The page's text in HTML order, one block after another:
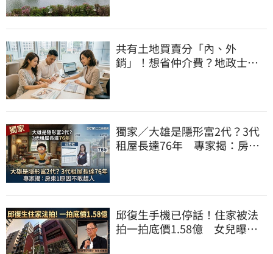
共有土地買賣分「內、外
銷」！想省仲介費？地政士教
獨家／大雄是隱形富2代？3代
租屋長達76年 專家揭：房東1
邱復生手機已停話！住家被法
拍一拍底價1.58億 女兒曝原